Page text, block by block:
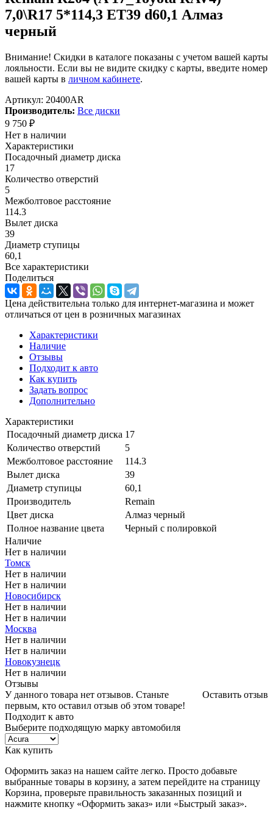
7,0\R17 5*114,3 ET39 d60,1 Алмаз
черный
Внимание! Скидки в каталоге показаны с учетом вашей карты
лояльности. Если вы не видите скидку с карты, введите номер
вашей карты в личном кабинете.
Артикул: 20400AR
Производитель: Все диски
9 750 ₽
Нет в наличии
Характеристики
Посадочный диаметр диска
17
Количество отверстий
5
Межболтовое расстояние
114.3
Вылет диска
39
Диаметр ступицы
60,1
Все характеристики
Поделиться
Цена действительна только для интернет-магазина и может
отличаться от цен в розничных магазинах
Характеристики
Наличие
Отзывы
Подходит к авто
Как купить
Задать вопрос
Дополнительно
Характеристики
Посадочный диаметр диска 17
Количество отверстий
5
Межболтовое расстояние
114.3
Вылет диска
39
Диаметр ступицы
60,1
Производитель
Remain
Цвет диска
Алмаз черный
Полное название цвета
Черный с полировкой
Наличие
Нет в наличии
Томск
Нет в наличии
Нет в наличии
Новосибирск
Нет в наличии
Нет в наличии
Москва
Нет в наличии
Нет в наличии
Новокузнецк
Нет в наличии
Отзывы
Оставить отзыв
У данного товара нет отзывов. Станьте
первым, кто оставил отзыв об этом товаре!
Подходит к авто
Выберите подходящую марку автомобиля
Как купить
Оформить заказ на нашем сайте легко. Просто добавьте
выбранные товары в корзину, а затем перейдите на страницу
Корзина, проверьте правильность заказанных позиций и
нажмите кнопку «Оформить заказ» или «Быстрый заказ».